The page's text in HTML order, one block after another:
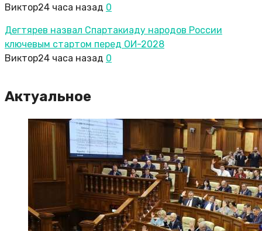
Виктор24 часа назад 0
Дегтярев назвал Спартакиаду народов России
ключевым стартом перед ОИ-2028
Виктор24 часа назад 0
Актуальное